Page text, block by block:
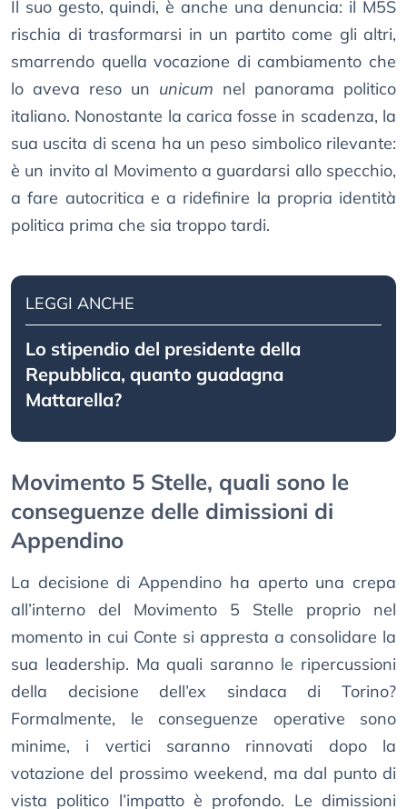
Il suo gesto, quindi, è anche una denuncia: il M5S
rischia di trasformarsi in un partito come gli altri,
smarrendo quella vocazione di cambiamento che
lo aveva reso un unicum nel panorama politico
italiano. Nonostante la carica fosse in scadenza, la
sua uscita di scena ha un peso simbolico rilevante:
è un invito al Movimento a guardarsi allo specchio,
a fare autocritica e a ridefinire la propria identità
politica prima che sia troppo tardi.
LEGGI ANCHE
Lo stipendio del presidente della
Repubblica, quanto guadagna
Mattarella?
Movimento 5 Stelle, quali sono le
conseguenze delle dimissioni di
Appendino
La decisione di Appendino ha aperto una crepa
all’interno del Movimento 5 Stelle proprio nel
momento in cui Conte si appresta a consolidare la
sua leadership. Ma quali saranno le ripercussioni
della decisione dell’ex sindaca di Torino?
Formalmente, le conseguenze operative sono
minime, i vertici saranno rinnovati dopo la
votazione del prossimo weekend, ma dal punto di
vista politico l’impatto è profondo. Le dimissioni